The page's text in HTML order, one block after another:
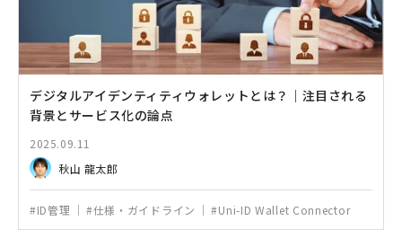
デジタルアイデンティティウォレットとは？｜注目される
背景とサービス化の論点
2025.09.11
秋山 龍太郎
#ID管理 #仕様・ガイドライン #Uni-ID Wallet Connector